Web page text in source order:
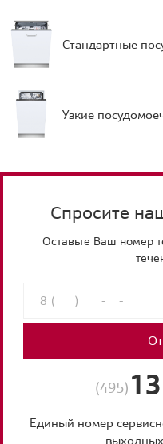
Стандартные
Узкие
Спросите
Оставьте Ваш номер
(495)
Единый номер